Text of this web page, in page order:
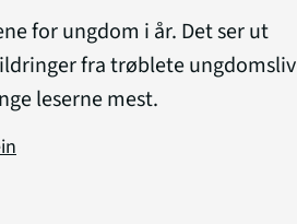
for ungdom i år. Det ser ut
fra trøblete ungdomsliv
leserne mest.